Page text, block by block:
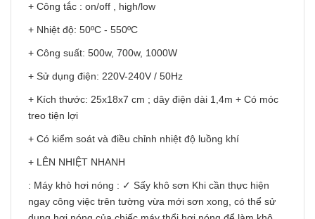
+ Công tắc : on/off , high/low
+ Nhiệt độ: 50ºC - 550ºC
+ Công suất: 500w, 700w, 1000W
+ Sử dụng điện: 220V-240V / 50Hz
+ Kích thước: 25x18x7 cm ; dây điện dài 1,4m + Có móc
treo tiện lợi
+ Có kiểm soát và điều chỉnh nhiệt độ luồng khí
+ LÊN NHIỆT NHANH
: Máy khò hơi nóng : ✓ Sấy khô sơn Khi cần thực hiện
ngay công việc trên tường vừa mới sơn xong, có thể sử